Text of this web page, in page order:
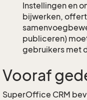
Instellingen en
bijwerken,
publiceren)
gebruikers met
Vooraf
SuperOffice CRM